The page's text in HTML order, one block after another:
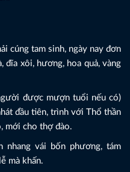
cúng tam sinh, ngày nay đơn
đĩa xôi, hương, hoa quả, vàng
được mượn tuổi nếu có)
đầu tiên, trình với Thổ thần
mới cho thợ đào.
nhang vái bốn phương, tám
mà khấn.